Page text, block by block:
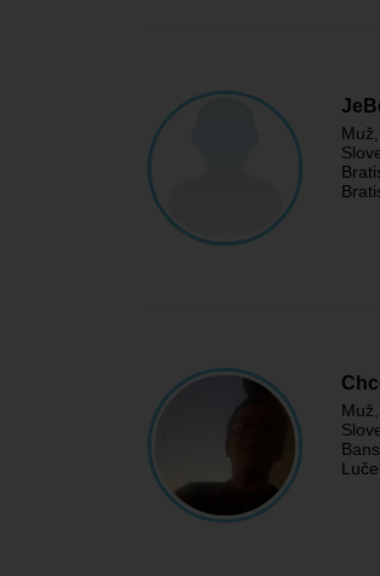
Muž
Muž